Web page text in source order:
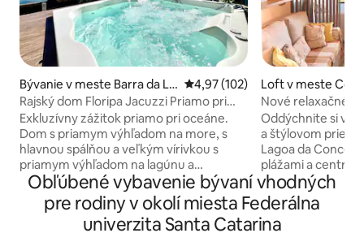
Bývanie v meste Barra da La
goa
Priemerné ohodnotenie 4,97 z
4,97 (102)
Rajský dom Floripa Jacuzzi Priamo pri
mori
Exkluzívny zážitok priamo pri oceáne.
Dom s priamym výhľadom na more, s
hlavnou spálňou a veľkým vírivkou s
priamym výhľadom na lagúnu a
jedinečný západ slnka. Sofistikovaná
rezidencia so 4 klimatizovanými
spálňami (2 vlastné kúpeľne + 2 spálne).
Krásny vonkajší priestor s kioskom
Loft v meste
de
Nové relaxačné
prírodou!
Oddýchnite si v
a štýlovom
Lagoa da
plážami a
tiež nádherný
pripojený k
kontakte s
čerstvým
Obľúbené vybavenie bývaní vhodných
pre rodiny v okolí miesta Federálna
univerzita Santa Catarina